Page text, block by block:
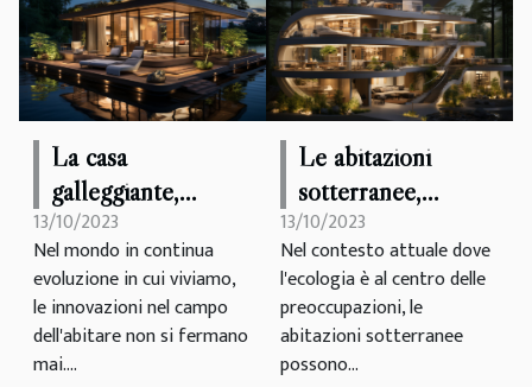
La casa
galleggiante,
un'innovazione nel
campo dell'abitare
13/10/2023
Nel mondo in continua
evoluzione in cui viviamo,
le innovazioni nel campo
dell'abitare non si fermano
mai....
Le abitazioni
sotterranee,
un'opzione
ecologica ed
economica
13/10/2023
Nel contesto attuale dove
l'ecologia è al centro delle
preoccupazioni, le
abitazioni sotterranee
possono...